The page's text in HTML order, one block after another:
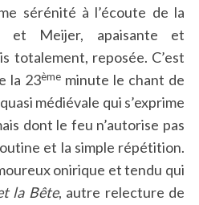
sérénité à l’écoute de la
et Meijer, apaisante et
totalement, reposée. C’est
la 23ème minute le chant de
médiévale qui s’exprime
dont le feu n’autorise pas
et la simple répétition.
onirique et tendu qui
la Bête, autre relecture de